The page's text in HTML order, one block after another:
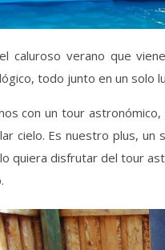
caluroso verano que
todo junto en un solo
con un tour
cielo. Es nuestro plus,
quiera disfrutar del tour